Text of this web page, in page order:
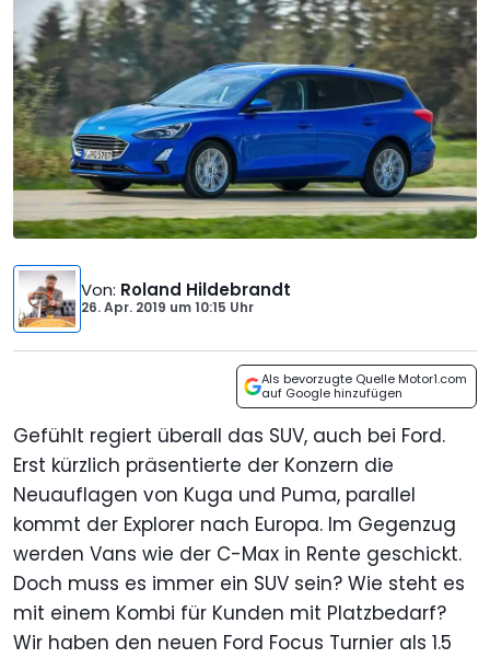
Von: Roland Hildebrandt
26. Apr. 2019 um10:15 Uhr
Als bevorzugte Quelle Motor1.com
auf Google hinzufügen
Gefühlt regiert überall das SUV, auch bei Ford.
Erst kürzlich präsentierte der Konzern die
Neuauflagen von Kuga und Puma, parallel
kommt der Explorer nach Europa. Im Gegenzug
werden Vans wie der C-Max in Rente geschickt.
Doch muss es immer ein SUV sein? Wie steht es
mit einem Kombi für Kunden mit Platzbedarf?
Wir haben den neuen Ford Focus Turnier als 1.5